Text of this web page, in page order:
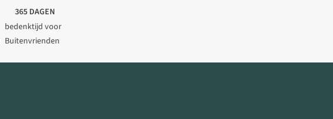
365 DAGEN
bedenktijd voor
Buitenvrienden